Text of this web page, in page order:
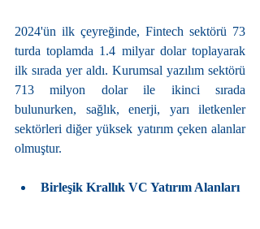
2024'ün ilk çeyreğinde, Fintech sektörü 73
turda toplamda 1.4 milyar dolar toplayarak
ilk sırada yer aldı. Kurumsal yazılım sektörü
713 milyon dolar ile ikinci sırada
bulunurken, sağlık, enerji, yarı iletkenler
sektörleri diğer yüksek yatırım çeken alanlar
olmuştur.
Birleşik Krallık VC Yatırım Alanları